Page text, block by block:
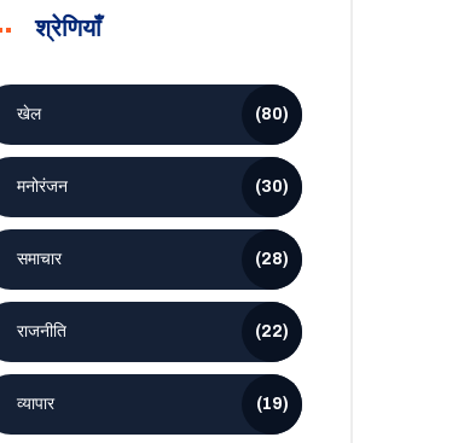
श्रेणियाँ
खेल (80)
मनोरंजन (30)
समाचार (28)
राजनीति (22)
व्यापार (19)